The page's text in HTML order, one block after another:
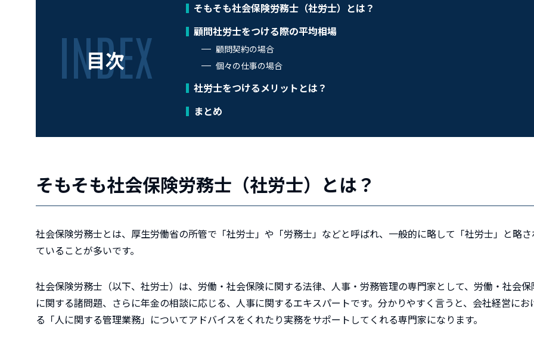
目次
そもそも社会保険労務士（社労士）とは？
顧問社労士をつける際の平均相場
顧問契約の場合
個々の仕事の場合
社労士をつけるメリットとは？
まとめ
そもそも社会保険労務士（社労士）とは？
社会保険労務士とは、厚生労働省の所管で「社労士」や「労務士」などと呼ばれ、一般的に略して「社労士」と略
ていることが多いです。
社会保険労務士（以下、社労士）は、労働・社会保険に関する法律、人事・労務管理の専門家として、労働・社会保
に関する諸問題、さらに年金の相談に応じる、人事に関するエキスパートです。分かりやすく言うと、会社経営にお
る「人に関する管理業務」についてアドバイスをくれたり実務をサポートしてくれる専門家になります。